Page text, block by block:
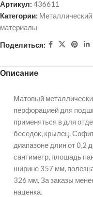
Артикул: 436611
Категории:
материалы
Поделиться:
Описание
Матовый
перфорацией для
применяться в для
беседок, крылец.
диапазоне длин от 0,2
сантиметр, площадь
ширине 357 мм,
326 мм. За заказы
наценка.